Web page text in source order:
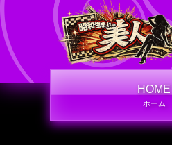
HOME
ホーム